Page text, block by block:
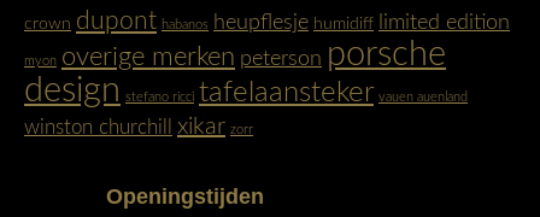
windowwindow
crown dupont habanos heupflesje humidiff limited edition
myon overige merken peterson porsche
design stefano ricci tafelaansteker vauen auenland
winston churchill xikar zorr
Openingstijden